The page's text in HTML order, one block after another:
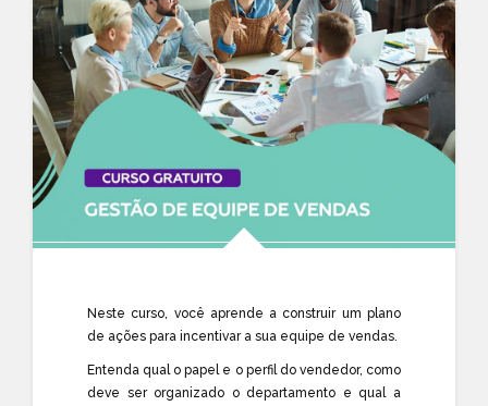
Neste curso, você aprende a construir um plano
de ações para incentivar a sua equipe de vendas.
Entenda qual o papel e o perfil do vendedor, como
deve ser organizado o departamento e qual a